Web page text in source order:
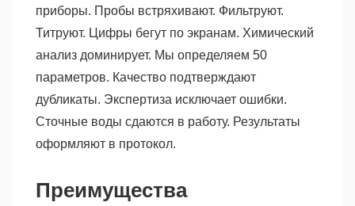
приборы. Пробы встряхивают. Фильтруют.
Титруют. Цифры бегут по экранам. Химический
анализ доминирует. Мы определяем 50
параметров. Качество подтверждают
дубликаты. Экспертиза исключает ошибки.
Сточные воды сдаются в работу. Результаты
оформляют в протокол.
Преимущества